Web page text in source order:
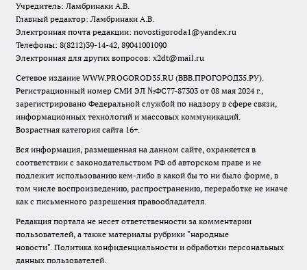
Учредитель: Ламбринаки А.В.
Главный редактор: Ламбринаки А.В.
Электронная почта редакции: novostigoroda1@yandex.ru
Телефоны: 8(8212)39-14-42, 89041001090
Электронная для других вопросов: x2dt@mail.ru
Сетевое издание WWW.PROGOROD35.RU (ВВВ.ПРОГОРОД35.РУ).
Регистрационный номер СМИ ЭЛ №ФС77-87303 от 08 мая 2024 г.,
зарегистрировано Федеральной службой по надзору в сфере связи,
информационных технологий и массовых коммуникаций.
Возрастная категория сайта 16+.
Вся информация, размещенная на данном сайте, охраняется в
соответствии с законодательством РФ об авторском праве и не
подлежит использованию кем-либо в какой бы то ни было форме, в
том числе воспроизведению, распространению, переработке не иначе
как с письменного разрешения правообладателя.
Редакция портала не несет ответственности за комментарии
пользователей, а также материалы рубрики "народные
новости". Политика конфиденциальности и обработки персональных
данных пользователей.